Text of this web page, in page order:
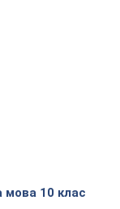
мова 10 клас